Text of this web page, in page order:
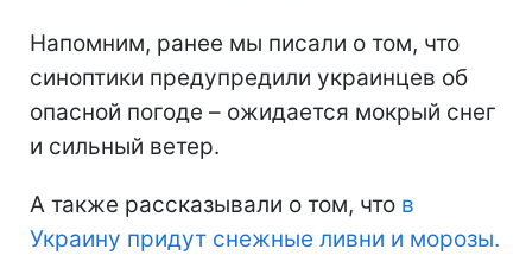
Напомним, ранее мы писали о том, что
синоптики предупредили украинцев об
опасной погоде – ожидается мокрый снег
и сильный ветер.
А также рассказывали о том, что в
Украину придут снежные ливни и морозы.